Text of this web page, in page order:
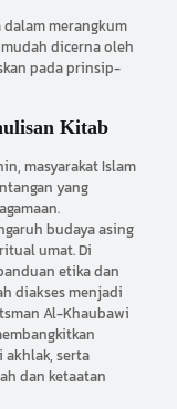
merangkum
dicerna oleh
pada prinsip-
Kitab
masyarakat Islam
yang
budaya asing
umat. Di
etika dan
diakses menjadi
Al-Khaubawi
akhlak, serta
dan ketaatan